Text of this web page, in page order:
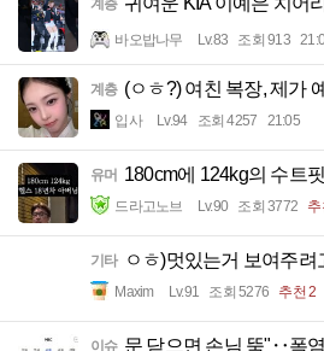
계층
바오밥나무 Lv.83 조회 913
계층 (ㅇㅎ?) 여친 복장, 제가
입사 Lv.94 조회 4257 21:05
유머 180cm에 124kg의 수트핏
드라고노브 Lv.90 조회 3772 추
기타 ㅇㅎ)멋있는거 보여주려
Maxim Lv.91 조회 5276 추천 2
이슈 문 닫으면 손님 뚝"‥폭